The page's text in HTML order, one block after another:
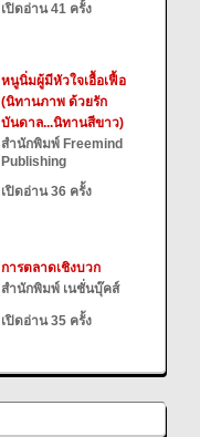
เปิดอ่าน 41 ครั้ง
หนูนิ่มผู้มีหัวใจเอื้อเฟื้อ
(นิทานภาพ ด้วยรัก
บันดาล...นิทานสีขาว)
สำนักพิมพ์ Freemind
Publishing
เปิดอ่าน 36 ครั้ง
การตลาดเชิงบวก
สำนักพิมพ์ เนชั่นบุ๊คส์
เปิดอ่าน 35 ครั้ง